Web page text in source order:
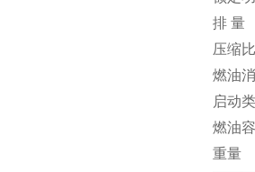
排 量
压缩比
燃油
启动
燃油
重量